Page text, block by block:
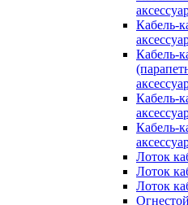
Кабель-
Кабель-
Кабель-
Кабель-
Лоток
Лоток
Лоток